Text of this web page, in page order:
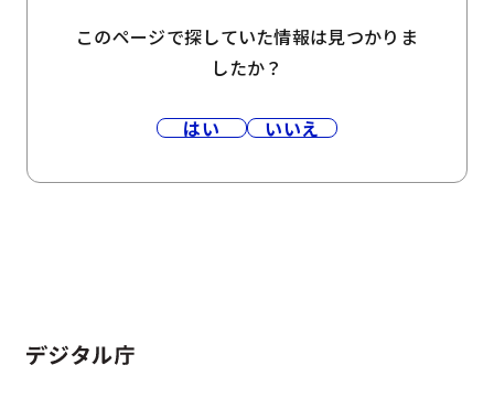
このページで探していた情報は見つかりま
したか？
はい いいえ
ホーム